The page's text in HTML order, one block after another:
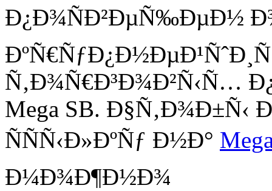
Ð¿Ð¾ÑÐ²ÐµÑ‰ÐµÐ½
Ñ‚Ð¾Ñ€Ð³Ð¾Ð²Ñ‹Ñ…
Mega SB. Ð§Ñ‚Ð¾Ð±Ñ‹
ÑÑÑ‹Ð»ÐºÑƒ Ð½Ð°
Ð¼Ð¾Ð¶Ð½Ð¾